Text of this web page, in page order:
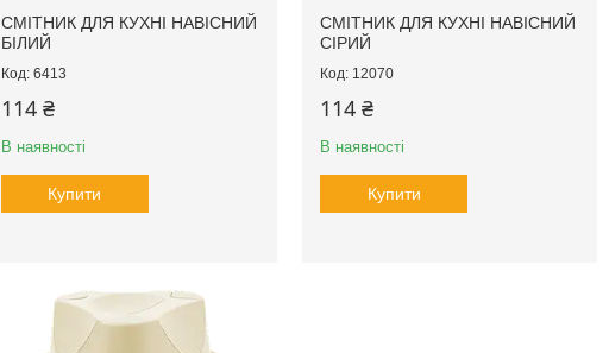
СМІТНИК ДЛЯ КУХНІ НАВІСНИЙ
БІЛИЙ
6413
114 ₴
В наявності
Купити
СМІТНИК ДЛЯ КУХНІ НАВІСНИЙ
СІРИЙ
12070
114 ₴
В наявності
Купити